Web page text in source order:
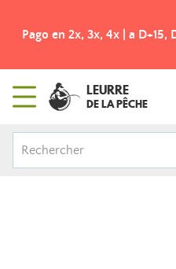
Pago en 2x, 3x, 4x | a
LEURRE
DE LA PÊCHE